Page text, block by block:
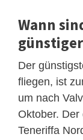
Wann
Der
fliegen, ist
um nach
Oktober.
Teneriffa